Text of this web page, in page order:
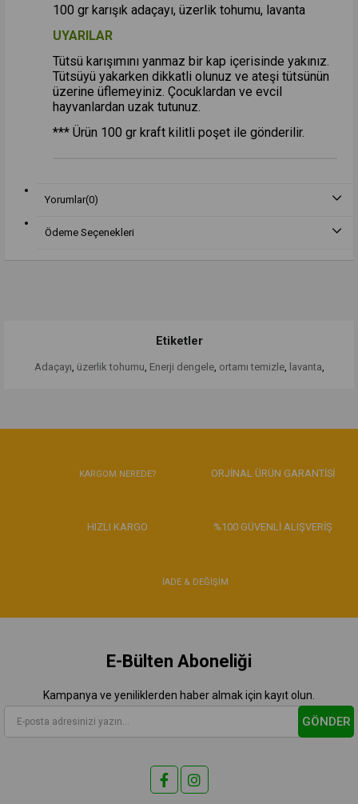
100 gr karışık adaçayı, üzerlik tohumu, lavanta
UYARILAR
Tütsü karışımını yanmaz bir kap içerisinde yakınız.
Tütsüyü yakarken dikkatli olunuz ve ateşi tütsünün
üzerine üflemeyiniz. Çocuklardan ve evcil
hayvanlardan uzak tutunuz.
*** Ürün 100 gr kraft kilitli poşet ile gönderilir.
Yorumlar(0)
Ödeme Seçenekleri
Etiketler
Adaçayı, üzerlik tohumu, Enerji dengele, ortamı temizle, lavanta,
KARGOM NEREDE? ORJİNAL ÜRÜN GARANTİSİ
HIZLI KARGO %100 GÜVENLİ ALIŞVERİŞ
İADE & DEĞİŞİM
E-Bülten Aboneliği
Kampanya ve yeniliklerden haber almak için kayıt olun.
GÖNDER